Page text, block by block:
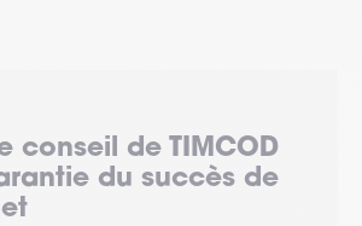
conseil de TIMCOD
du succès de